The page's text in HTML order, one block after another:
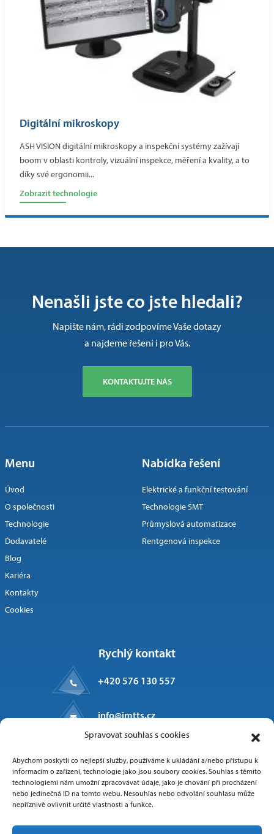
Spravovat souhlas s cookies
Abychom poskytli co nejlepší služby, používáme k ukládání a/nebo přístupu k
informacím o zařízení, technologie jako jsou soubory cookies. Souhlas s těmito
technologiemi nám umožní zpracovávat údaje, jako je chování při procházení
nebo jedinečná ID na tomto webu. Nesouhlas nebo odvolání souhlasu může
nepříznivě ovlivnit určité vlastnosti a funkce.
Digitální mikroskopy
ASH VISION digitální mikroskopy a inspekční systémy zažívají
boom v oblasti kontroly, vizuální inspekce, měření a kvality, a to
díky své ergonomii...
Zobrazit technologie
Nenašli jste co jste hledali?
Napište nám, rádi zodpovíme Vaše dotazy
a najdeme řešení i pro Vás.
KONTAKTUJTE NÁS
Menu
Úvod
O společnosti
Technologie
Dodavatelé
Blog
Kariéra
Kontakty
Cookies
Nabídka řešení
Elektrické a funkční testování
Technologie SMT
Průmyslová automatizace
Rentgenová inspekce
Rychlý kontakt
+420 576 130 557
info@imtts.cz
Valašské Meziříčí, 757 01
Sledujte nás